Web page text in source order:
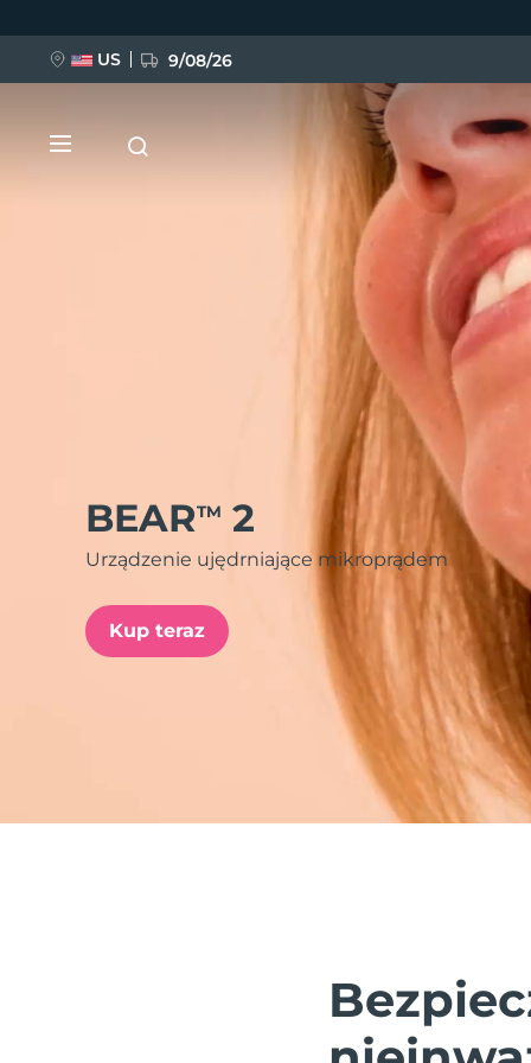
BEARTM 2
Urządzenie ujędrniające mikroprądem
Kup teraz
US 9/08/26
issa™ Teeth Whitening Set
POPULARNY